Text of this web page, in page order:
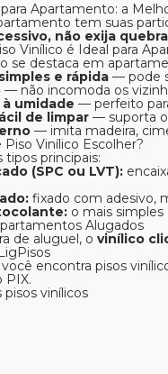
Apartamento: a
tem suas
não exija
Vinílico é Ideal para
se destaca em
e rápida — pode
— não incomoda os
umidade — perfeito
de limpar — suporta o
— imita madeira,
Piso Vinílico Escolher?
tipos principais:
(SPC ou LVT):
fixado com adesivo,
o mais simples
Alugados
de aluguel, o vinílico
encontra pisos
PIX.
vinílicos